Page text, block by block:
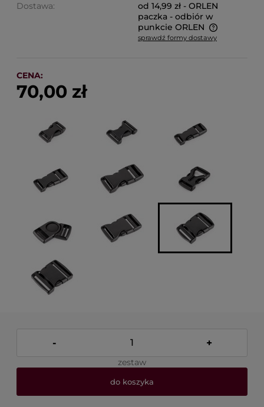
Dostawa:
od 14,99 zł - ORLEN
paczka - odbiór w
punkcie ORLEN
Cena nie zawiera ewentualnych kosztów płatności
sprawdź formy dostawy
CENA:
70,00 zł
- +
zestaw
do koszyka